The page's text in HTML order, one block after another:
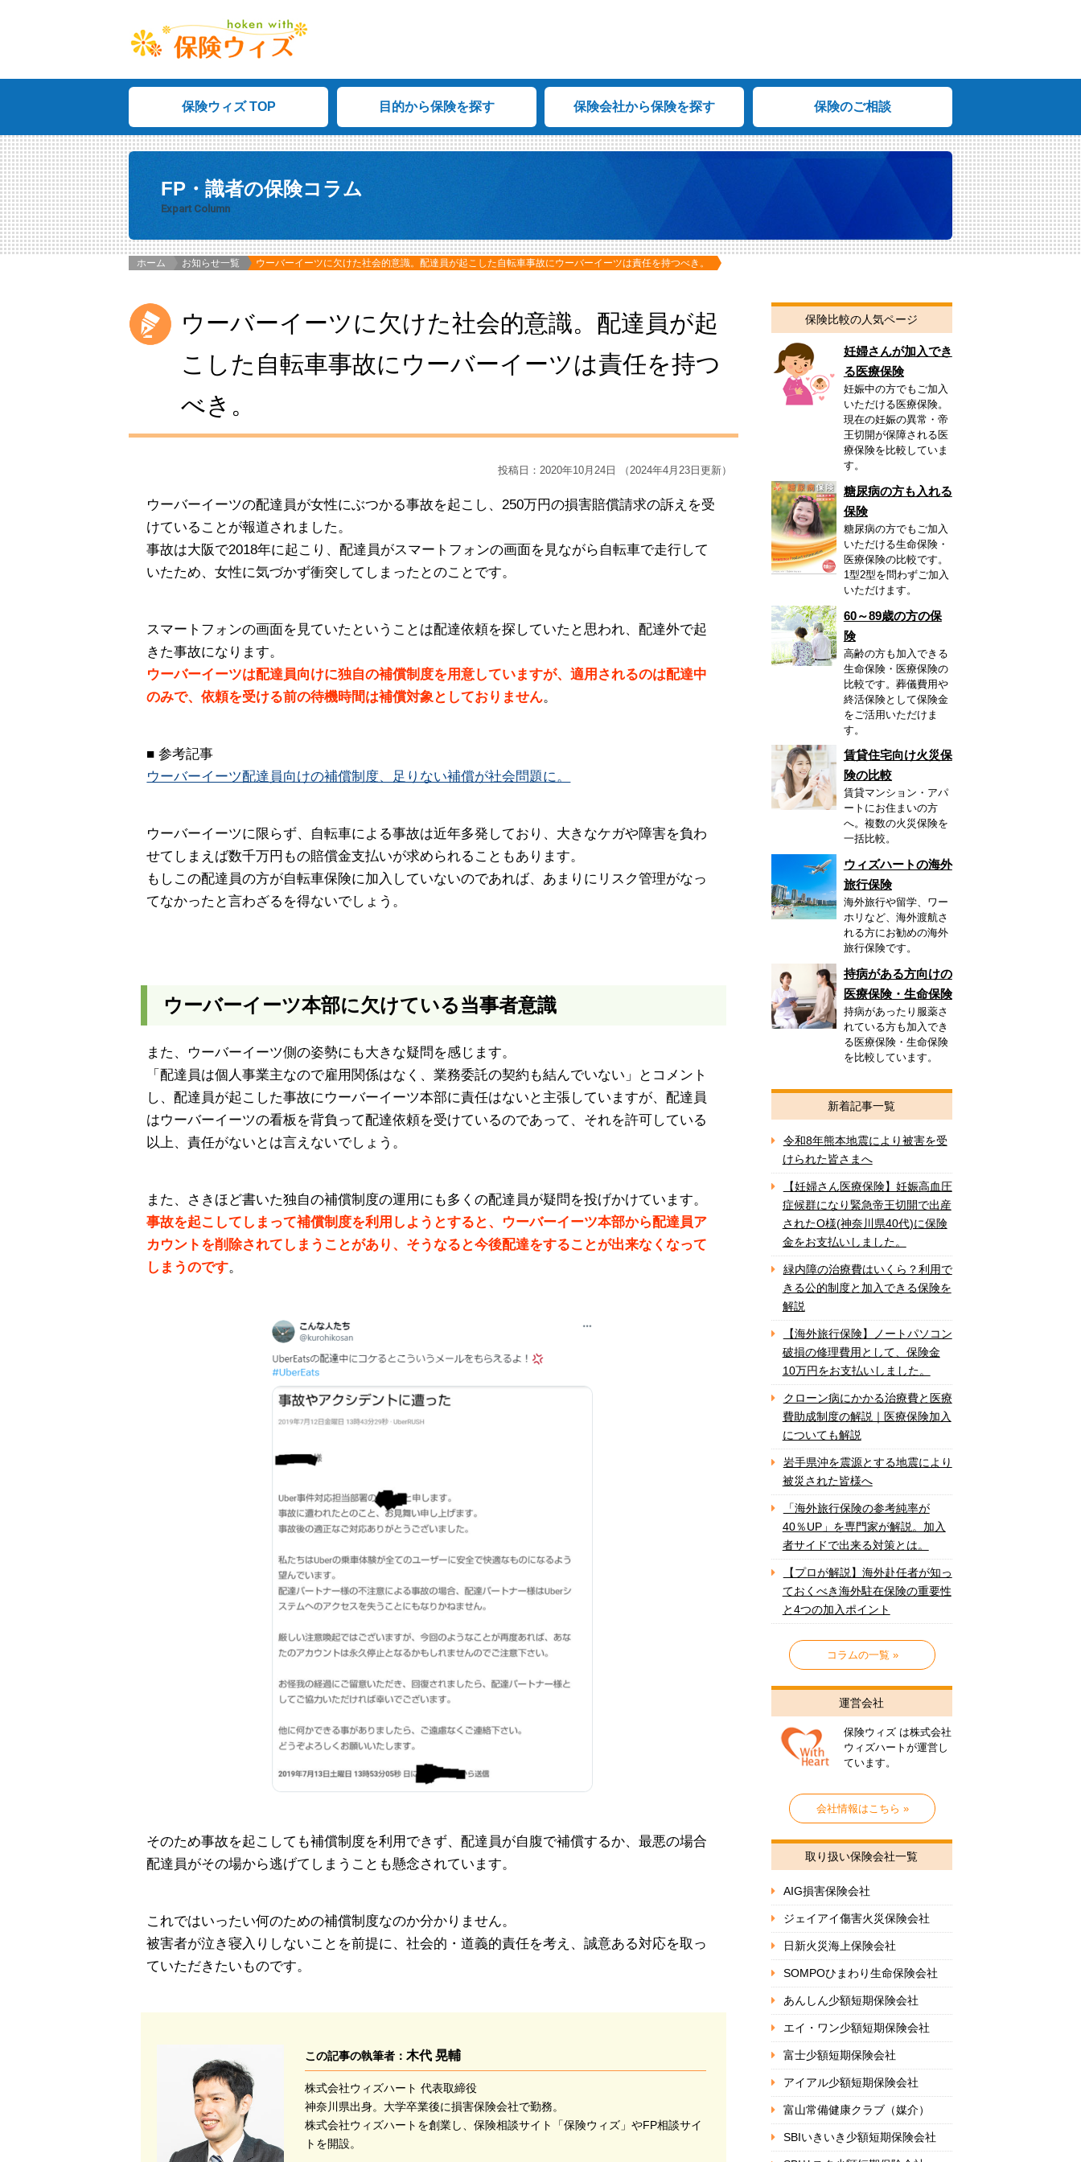
保険ウィズ TOP 目的から保険を探す 保険会社から保険を探す 保険のご相談
FP・識者の保険コラム
Expart Column
ホーム お知らせ一覧 ウーバーイーツに欠けた社会的意識。配達員が起こした自転車事故にウーバーイーツは責任を持つべき。
ウーバーイーツに欠けた社会的意識。配達員が起
こした自転車事故にウーバーイーツは責任を持つ
べき。
投稿日：2020年10月24日 （2024年4月23日更新）
ウーバーイーツの配達員が女性にぶつかる事故を起こし、250万円の損害賠償請求の訴えを受
けていることが報道されました。
事故は大阪で2018年に起こり、配達員がスマートフォンの画面を見ながら自転車で走行して
いたため、女性に気づかず衝突してしまったとのことです。
スマートフォンの画面を見ていたということは配達依頼を探していたと思われ、配達外で起
きた事故になります。
ウーバーイーツは配達員向けに独自の補償制度を用意していますが、適用されるのは配達中
のみで、依頼を受ける前の待機時間は補償対象としておりません。
■ 参考記事
ウーバーイーツ配達員向けの補償制度、足りない補償が社会問題に。
ウーバーイーツに限らず、自転車による事故は近年多発しており、大きなケガや障害を負わ
せてしまえば数千万円もの賠償金支払いが求められることもあります。
もしこの配達員の方が自転車保険に加入していないのであれば、あまりにリスク管理がなっ
てなかったと言わざるを得ないでしょう。
ウーバーイーツ本部に欠けている当事者意識
また、ウーバーイーツ側の姿勢にも大きな疑問を感じます。
「配達員は個人事業主なので雇用関係はなく、業務委託の契約も結んでいない」とコメント
し、配達員が起こした事故にウーバーイーツ本部に責任はないと主張していますが、配達員
はウーバーイーツの看板を背負って配達依頼を受けているのであって、それを許可している
以上、責任がないとは言えないでしょう。
また、さきほど書いた独自の補償制度の運用にも多くの配達員が疑問を投げかけています。
事故を起こしてしまって補償制度を利用しようとすると、ウーバーイーツ本部から配達員ア
カウントを削除されてしまうことがあり、そうなると今後配達をすることが出来なくなって
しまうのです。
そのため事故を起こしても補償制度を利用できず、配達員が自腹で補償するか、最悪の場合
配達員がその場から逃げてしまうことも懸念されています。
これではいったい何のための補償制度なのか分かりません。
被害者が泣き寝入りしないことを前提に、社会的・道義的責任を考え、誠意ある対応を取っ
ていただきたいものです。
この記事の執筆者： 木代 晃輔
株式会社ウィズハート 代表取締役
神奈川県出身。大学卒業後に損害保険会社で勤務。
株式会社ウィズハートを創業し、保険相談サイト「保険ウィズ」やFP相談サイ
トを開設。
保険比較の人気ページ
妊婦さんが加入でき
る医療保険
妊娠中の方でもご加入
いただける医療保険。
現在の妊娠の異常・帝
王切開が保障される医
療保険を比較していま
す。
糖尿病の方も入れる
保険
糖尿病の方でもご加入
いただける生命保険・
医療保険の比較です。
1型2型を問わずご加入
いただけます。
60～89歳の方の保
険
高齢の方も加入できる
生命保険・医療保険の
比較です。葬儀費用や
終活保険として保険金
をご活用いただけま
す。
賃貸住宅向け火災保
険の比較
賃貸マンション・アパ
ートにお住まいの方
へ。複数の火災保険を
一括比較。
ウィズハートの海外
旅行保険
海外旅行や留学、ワー
ホリなど、海外渡航さ
れる方にお勧めの海外
旅行保険です。
持病がある方向けの
医療保険・生命保険
持病があったり服薬さ
れている方も加入でき
る医療保険・生命保険
を比較しています。
新着記事一覧
令和8年熊本地震により被害を受
けられた皆さまへ
【妊婦さん医療保険】妊娠高血圧
症候群になり緊急帝王切開で出産
されたO様(神奈川県40代)に保険
金をお支払いしました。
緑内障の治療費はいくら？利用で
きる公的制度と加入できる保険を
解説
【海外旅行保険】ノートパソコン
破損の修理費用として、保険金
10万円をお支払いしました。
クローン病にかかる治療費と医療
費助成制度の解説｜医療保険加入
についても解説
岩手県沖を震源とする地震により
被災された皆様へ
「海外旅行保険の参考純率が
40％UP」を専門家が解説。加入
者サイドで出来る対策とは。
【プロが解説】海外赴任者が知っ
ておくべき海外駐在保険の重要性
と4つの加入ポイント
コラムの一覧 »
運営会社
保険ウィズ は株式会社
ウィズハートが運営し
ています。
会社情報はこちら »
取り扱い保険会社一覧
AIG損害保険会社
ジェイアイ傷害火災保険会社
日新火災海上保険会社
SOMPOひまわり生命保険会社
あんしん少額短期保険会社
エイ・ワン少額短期保険会社
富士少額短期保険会社
アイアル少額短期保険会社
富山常備健康クラブ（媒介）
SBIいきいき少額短期保険会社